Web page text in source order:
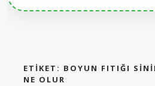
ETIKET: BOYUN FITIĞI
NE OLUR